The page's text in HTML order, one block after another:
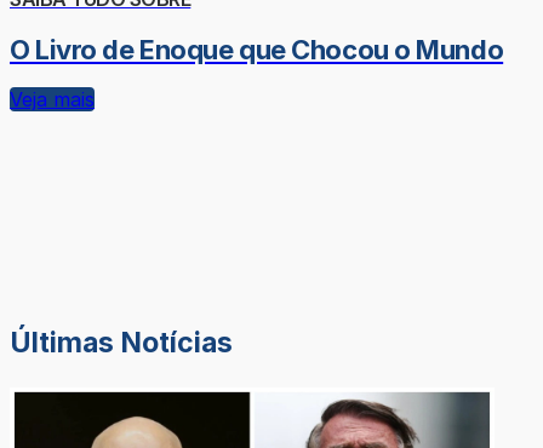
O Livro de Enoque que Chocou o Mundo
Veja mais
Últimas Notícias